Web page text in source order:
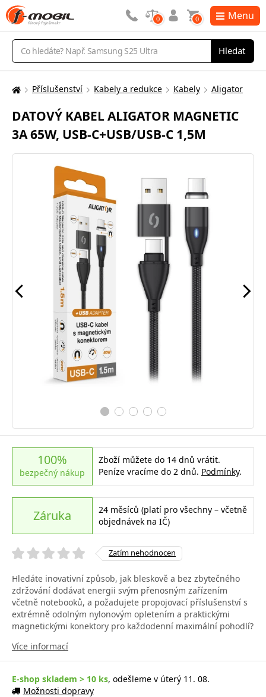
Vyhledávání
Hledat
0 0 Menu
Zde
nacházíte:
Příslušenství Kabely a redukce Kabely Aligator
DATOVÝ KABEL ALIGATOR MAGNETIC
3A 65W, USB-C+USB/USB-C 1,5M
100%
bezpečný nákup
Zboží můžete do 14 dnů vrátit.
Peníze vracíme do 2 dnů. Podmínky.
Záruka
24 měsíců (platí pro všechny – včetně
objednávek na IČ)
Zatím nehodnocen
Hledáte inovativní způsob, jak bleskově a bez zbytečného
zdržování dodávat energii svým přenosným zařízením
včetně notebooků, a požadujete propojovací příslušenství s
extrémně odolným nylonovým opletením a praktickými
magnetickými konektory pro každodenní maximální pohodlí?
Více informací
E-shop skladem > 10 ks, odešleme v úterý 11. 08.
Možnosti dopravy